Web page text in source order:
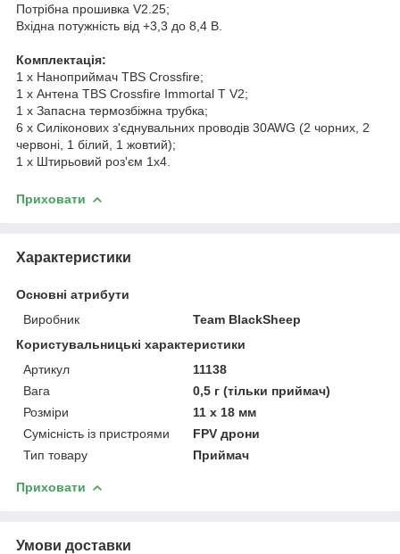
Потрібна прошивка V2.25;
Вхідна потужність від +3,3 до 8,4 В.
Комплектація:
1 x Наноприймач TBS Crossfire;
1 x Антена TBS Crossfire Immortal T V2;
1 x Запасна термозбіжна трубка;
6 x Силіконових з'єднувальних проводів 30AWG (2 чорних, 2
червоні, 1 білий, 1 жовтий);
1 x Штирьовий роз'єм 1x4.
Приховати
Характеристики
Основні атрибути
Виробник
Team BlackSheep
Користувальницькі характеристики
Артикул
11138
Вага
0,5 г (тільки приймач)
Розміри
11 х 18 мм
Сумісність із пристроями
FPV дрони
Тип товару
Приймач
Приховати
Умови доставки